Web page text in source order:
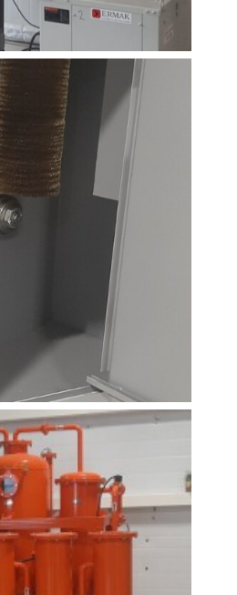
файлов cookie
типа файлов cookie,
без которых невозможно